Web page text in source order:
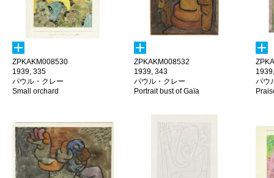
ZPKAKM008530
1939, 335
パウル・クレー
Small orchard
ZPKAKM008532
1939, 343
パウル・クレー
Portrait bust of Gaïa
パウ